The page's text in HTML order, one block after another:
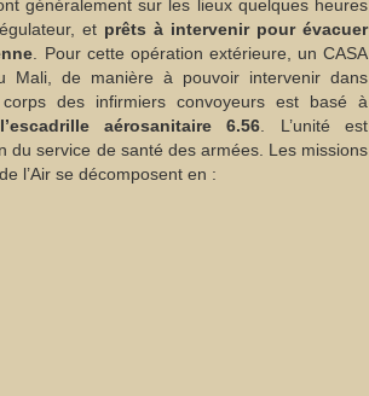
généralement sur les lieux quelques heures
et prêts à intervenir pour évacuer
. Pour cette opération extérieure, un CASA
Mali, de manière à pouvoir intervenir dans
des infirmiers convoyeurs est basé à
aérosanitaire 6.56 . L’unité est
du service de santé des armées. Les missions
l’Air se décomposent en :